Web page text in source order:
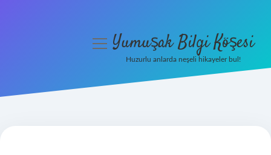
menüyüYumuşak Bilgi Köşesi
Huzurlu anlarda neşeli hikayeler bul!